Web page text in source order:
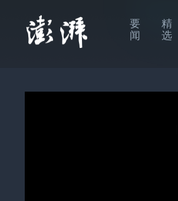
要
闻
精
选